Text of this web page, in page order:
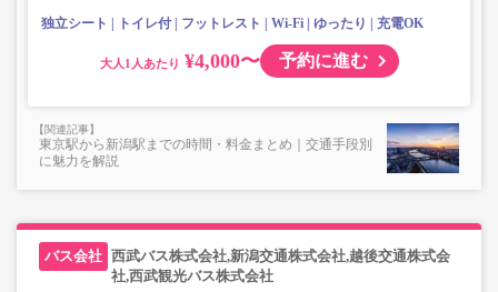
・車内は常時換気し、清掃・除菌を徹底。
独立シート トイレ付 フットレスト Wi-Fi ゆったり 充電OK
大人 ¥4,000〜 予約に進む
東京駅から新潟駅までの時間・料金まとめ｜交通手段別
に魅力を解説
西武バス株式会社,新潟交通株式会社,越後交通株式会
社,西武観光バス株式会社